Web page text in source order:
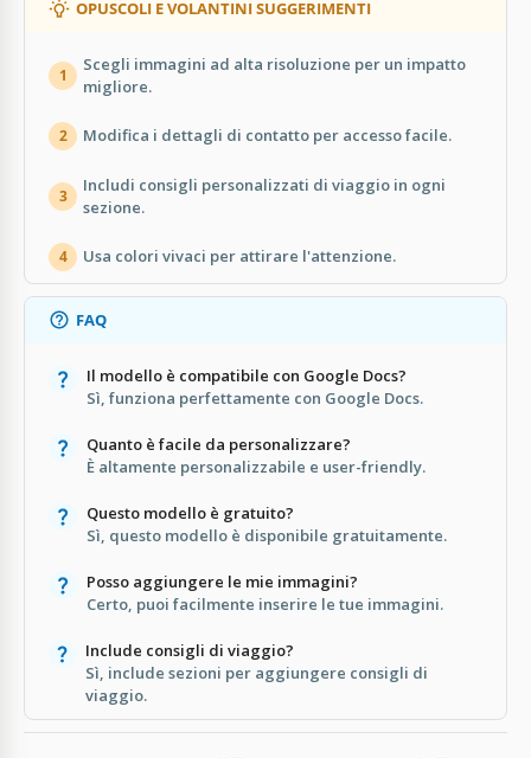
OPUSCOLI E VOLANTINI SUGGERIMENTI
1
Scegli immagini ad alta risoluzione per un impatto
migliore.
2 Modifica i dettagli di contatto per accesso facile.
3
Includi consigli personalizzati di viaggio in ogni
sezione.
4 Usa colori vivaci per attirare l'attenzione.
FAQ
Il modello è compatibile con Google Docs?
Sì, funziona perfettamente con Google Docs.
Quanto è facile da personalizzare?
È altamente personalizzabile e user-friendly.
Questo modello è gratuito?
Sì, questo modello è disponibile gratuitamente.
Posso aggiungere le mie immagini?
Certo, puoi facilmente inserire le tue immagini.
Include consigli di viaggio?
Sì, include sezioni per aggiungere consigli di
viaggio.